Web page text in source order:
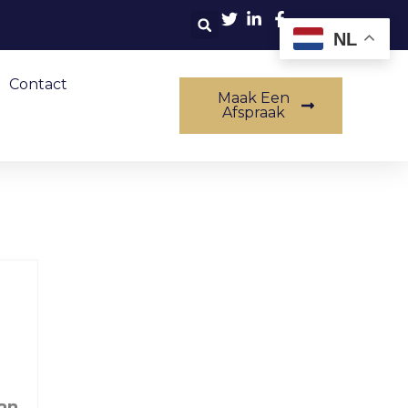
Contact
Maak Een
Afspraak
NL